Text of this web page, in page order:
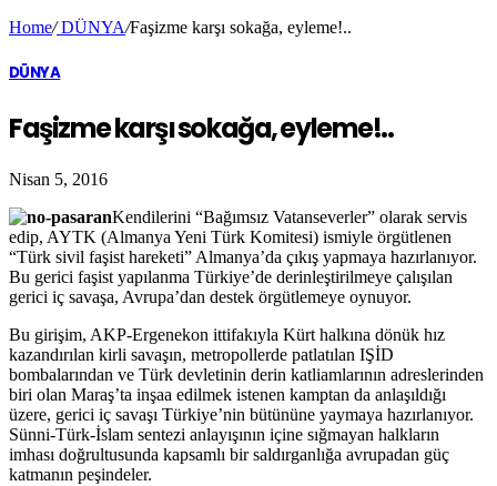
Home/DÜNYA/Faşizme karşı sokağa, eyleme!..
DÜNYA
Faşizme karşı sokağa, eyleme!..
Nisan 5, 2016
Kendilerini “Bağımsız Vatanseverler” olarak servis
edip, AYTK (Almanya Yeni Türk Komitesi) ismiyle örgütlenen
“Türk sivil faşist hareketi” Almanya’da çıkış yapmaya hazırlanıyor.
Bu gerici faşist yapılanma Türkiye’de derinleştirilmeye çalışılan
gerici iç savaşa, Avrupa’dan destek örgütlemeye oynuyor.
Bu girişim, AKP-Ergenekon ittifakıyla Kürt halkına dönük hız
kazandırılan kirli savaşın, metropollerde patlatılan IŞİD
bombalarından ve Türk devletinin derin katliamlarının adreslerinden
biri olan Maraş’ta inşaa edilmek istenen kamptan da anlaşıldığı
üzere, gerici iç savaşı Türkiye’nin bütününe yaymaya hazırlanıyor.
Sünni-Türk-İslam sentezi anlayışının içine sığmayan halkların
imhası doğrultusunda kapsamlı bir saldırganlığa avrupadan güç
katmanın peşindeler.